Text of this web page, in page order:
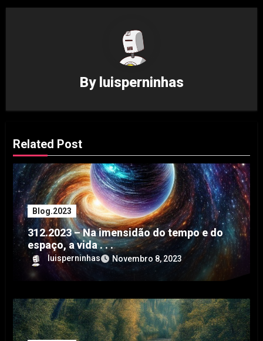
By luisperninhas
Related Post
Blog.2023
312.2023 – Na imensidão do tempo e do
espaço, a vida . . .
luisperninhas Novembro 8, 2023